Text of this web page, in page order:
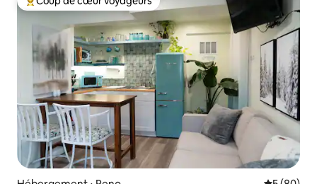
Coups de cœur voyageurs les plus appréciés